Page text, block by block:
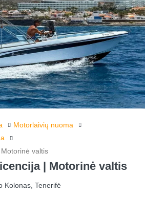
Motorlaivių nuoma
valtis
| Motorinė valtis
Kolonas, Tenerifė